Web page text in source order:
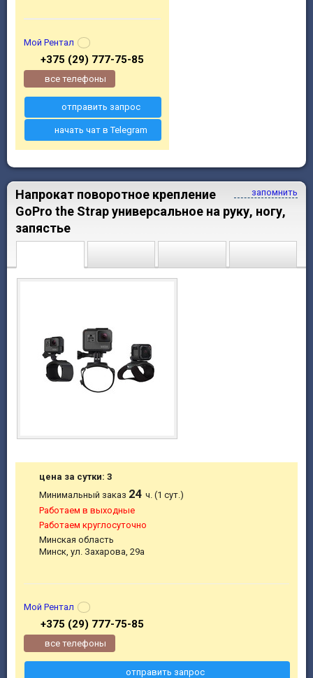
Мой Рентал
+375 (29) 777-75-85
все телефоны
отправить запрос
начать чат в Telegram
запомнить
Напрокат поворотное крепление
GoPro the Strap универсальное на руку, ногу,
запястье
цена за сутки: 3
Минимальный заказ 24ч. (1 сут.)
Работаем в выходные
Работаем круглосуточно
Минская область
Минск, ул. Захарова, 29а
Мой Рентал
+375 (29) 777-75-85
все телефоны
отправить запрос